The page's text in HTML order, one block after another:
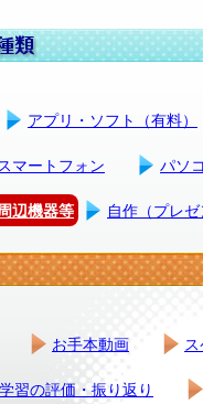
アプリ・ソフト（有料）
スマートフォン パソ
辺機器等 自作（プレ
お手本動画
学習の評価・振り返り